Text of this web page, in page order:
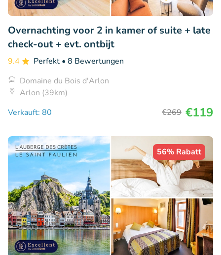
Overnachting voor 2 in kamer of suite + late
check-out + evt. ontbijt
9.4 Perfekt • 8 Bewertungen
Domaine du Bois d'Arlon
Arlon (39km)
Verkauft: 80
€269 €119
56% Rabatt